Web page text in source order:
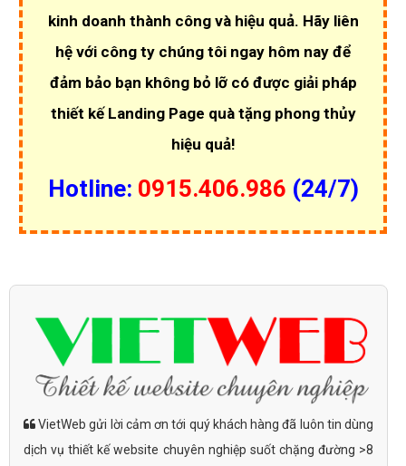
kinh doanh thành công và hiệu quả. Hãy liên
hệ với công ty chúng tôi ngay hôm nay để
đảm bảo bạn không bỏ lỡ có được giải pháp
thiết kế Landing Page quà tặng phong thủy
hiệu quả!
Hotline: 0915.406.986 (24/7)
VietWeb gửi lời cảm ơn tới quý khách hàng đã luôn tin dùng
dịch vụ thiết kế website chuyên nghiệp suốt chặng đường >8